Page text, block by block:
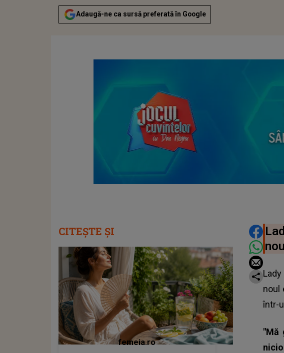
Adaugă-ne ca sursă preferată în Google
noul
într-
"Mă
CITEȘTE ȘI
femeia.ro